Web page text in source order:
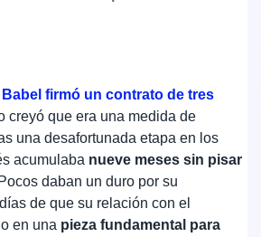
Babel firmó un contrato de tres
creyó que era una medida de
una desafortunada etapa en los
acumulaba nueve meses sin pisar
daban un duro por su
de que su relación con el
en una pieza fundamental para